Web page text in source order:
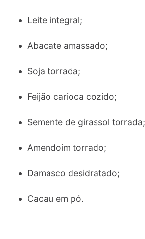
Leite integral;
Abacate amassado;
Soja torrada;
Feijão carioca cozido;
Semente de girassol torrada;
Amendoim torrado;
Damasco desidratado;
Cacau em pó.